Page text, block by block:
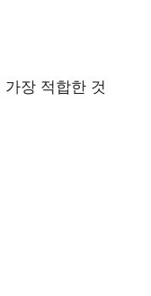
장 적합한 것